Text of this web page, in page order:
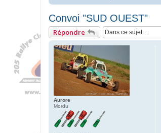
Convoi "SUD OUEST"
Répondre
Aurore
Mordu